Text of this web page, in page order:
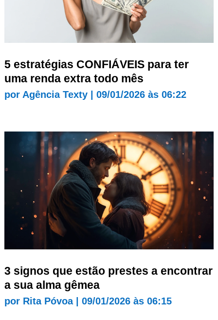
5 estratégias CONFIÁVEIS para ter
uma renda extra todo mês
por Agência Texty| 09/01/2026 às 06:22
3 signos que estão prestes a encontrar
a sua alma gêmea
por Rita Póvoa| 09/01/2026 às 06:15